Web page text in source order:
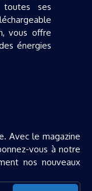
ses
vous offre
énergies
Avec le magazine
vous à notre
nos nouveaux